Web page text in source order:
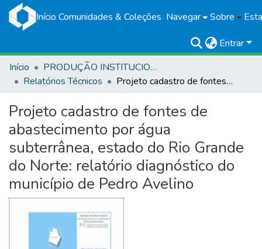
Início Comunidades & Coleções Navegar Sobre
Entrar
Início
PRODUÇÃO INSTITUCIONAL
Relatórios Técnicos
Projeto cadastro de fontes de abastecimento por água subterrânea, estado do Rio Grande do Norte: relatório diagnóstico do município de Pedro Avelino
Projeto cadastro de fontes de
abastecimento por água
subterrânea, estado do Rio Grande
do Norte: relatório diagnóstico do
município de Pedro Avelino